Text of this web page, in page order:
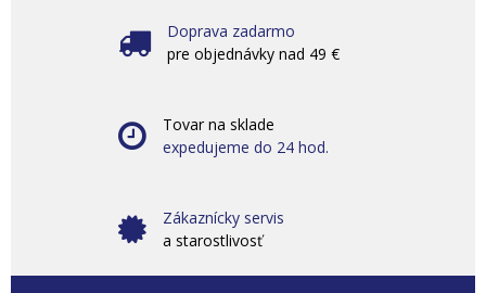
Doprava zadarmo
pre objednávky nad 49 €
Tovar na sklade
expedujeme do 24 hod.
Zákaznícky servis
a starostlivosť